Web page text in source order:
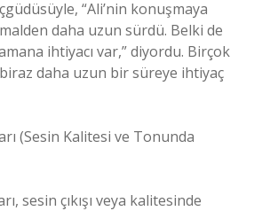
“Ali’nin konuşmaya
daha uzun sürdü. Belki de
ihtiyacı var,” diyordu. Birçok
daha uzun bir süreye ihtiyaç
(Sesin Kalitesi ve Tonunda
sesin çıkışı veya kalitesinde